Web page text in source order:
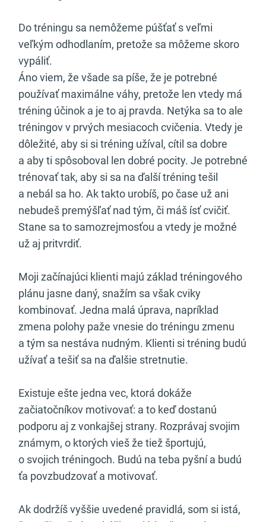
Do tréningu sa nemôžeme púšťať s veľmi
veľkým odhodlaním, pretože sa môžeme skoro
vypáliť.
Áno viem, že všade sa píše, že je potrebné
používať maximálne váhy, pretože len vtedy má
tréning účinok a je to aj pravda. Netýka sa to ale
tréningov v prvých mesiacoch cvičenia. Vtedy je
dôležité, aby si si tréning užíval, cítil sa dobre
a aby ti spôsoboval len dobré pocity. Je potrebné
trénovať tak, aby si sa na ďalší tréning tešil
a nebál sa ho. Ak takto urobíš, po čase už ani
nebudeš premýšľať nad tým, či máš ísť cvičiť.
Stane sa to samozrejmosťou a vtedy je možné
už aj pritvrdiť.
Moji začínajúci klienti majú základ tréningového
plánu jasne daný, snažím sa však cviky
kombinovať. Jedna malá úprava, napríklad
zmena polohy paže vnesie do tréningu zmenu
a tým sa nestáva nudným. Klienti si tréning budú
užívať a tešiť sa na ďalšie stretnutie.
Existuje ešte jedna vec, ktorá dokáže
začiatočníkov motivovať: a to keď dostanú
podporu aj z vonkajšej strany. Rozprávaj svojim
známym, o ktorých vieš že tiež športujú,
o svojich tréningoch. Budú na teba pyšní a budú
ťa povzbudzovať a motivovať.
Ak dodržíš vyššie uvedené pravidlá, som si istá,